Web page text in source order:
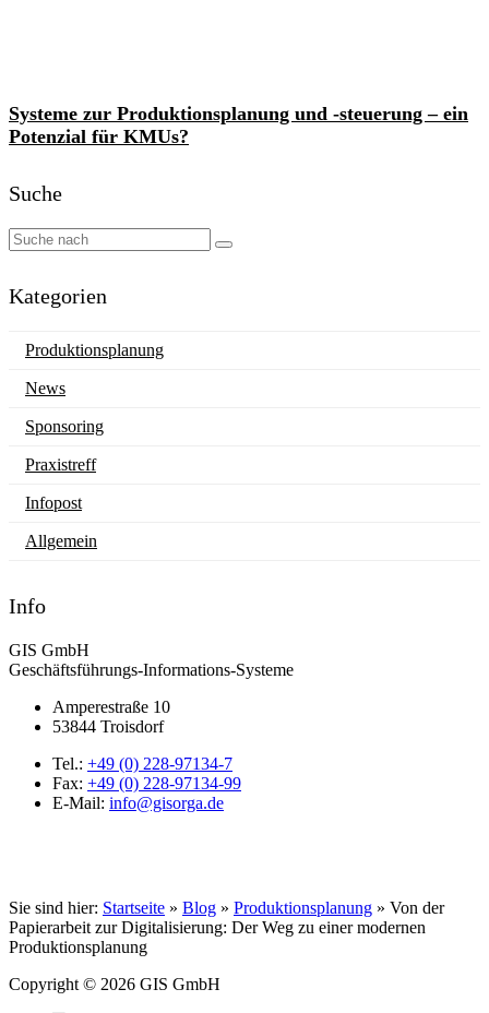
Systeme zur Produktionsplanung und -steuerung – ein
Potenzial für KMUs?
Suche
Kategorien
Produktionsplanung
News
Sponsoring
Praxistreff
Infopost
Allgemein
Info
GIS GmbH
Geschäftsführungs-Informations-Systeme
Amperestraße 10
53844 Troisdorf
Tel.: +49 (0) 228-97134-7
Fax: +49 (0) 228-97134-99
E-Mail: info@gisorga.de
Sie sind hier: Startseite » Blog » Produktionsplanung » Von der
Papierarbeit zur Digitalisierung: Der Weg zu einer modernen
Produktionsplanung
Copyright © 2026 GIS GmbH